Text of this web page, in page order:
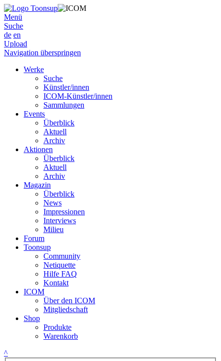
Menü
Suche
de en
Upload
Navigation überspringen
Werke
Suche
Künstler/innen
ICOM-Künstler/innen
Sammlungen
Events
Überblick
Aktuell
Archiv
Aktionen
Überblick
Aktuell
Archiv
Magazin
Überblick
News
Impressionen
Interviews
Milieu
Forum
Toonsup
Community
Netiquette
Hilfe FAQ
Kontakt
ICOM
Über den ICOM
Mitgliedschaft
Shop
Produkte
Warenkorb
^